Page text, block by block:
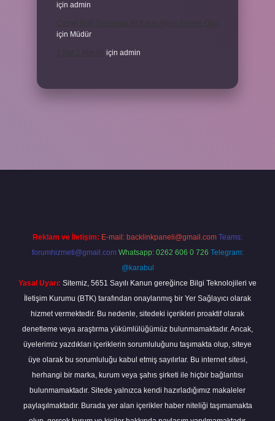
için admin
için Müdür
için admin
Reklam ve İletişim: E-mail: backlinkpaneli@gmail.com Teams:
forumhizmeti@gmail.com Whatsapp: 0262 606 0 726 Telegram:
@karabul
Yasal Uyarı: Sitemiz, 5651 Sayılı Kanun gereğince Bilgi Teknolojileri ve
İletişim Kurumu (BTK) tarafından onaylanmış bir Yer Sağlayıcı olarak
hizmet vermektedir. Bu nedenle, sitedeki içerikleri proaktif olarak
denetleme veya araştırma yükümlülüğümüz bulunmamaktadır. Ancak,
üyelerimiz yazdıkları içeriklerin sorumluluğunu taşımakta olup, siteye
üye olarak bu sorumluluğu kabul etmiş sayılırlar. Bu internet sitesi,
herhangi bir marka, kurum veya şahıs şirketi ile hiçbir bağlantısı
bulunmamaktadır. Sitede yalnızca kendi hazırladığımız makaleler
paylaşılmaktadır. Burada yer alan içerikler haber niteliği taşımamakta